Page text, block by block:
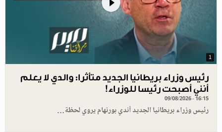
1
رئيس وزراء بريطانيا الجديد متأثرا: والدي لا يعلم
أنني أصبحت رئيسا للوزراء!
09/08/2026 - 16:15
رئيس وزراء بريطانيا الجديد آندي بورنهام يروي لحظة…